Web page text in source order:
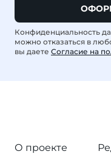
Конфиденциальность
можно отказаться в
вы даете Согласие на
О проекте